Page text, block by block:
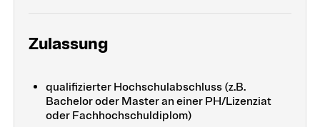
Zulassung
qualifizierter Hochschulabschluss (z.B.
Bachelor oder Master an einer PH/Lizenziat
oder Fachhochschuldiplom)